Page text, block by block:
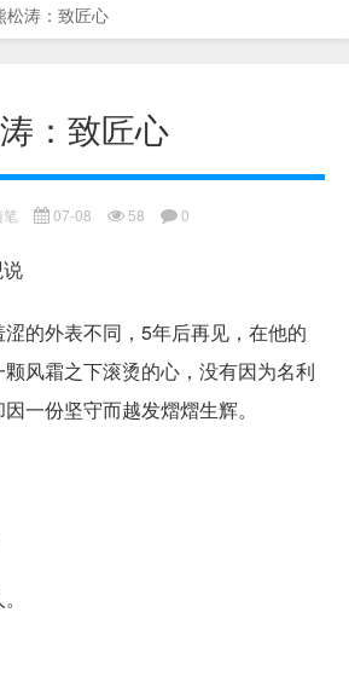
松涛：致匠心
：致匠心
07-08 58 0
的外表不同，5年后再见，在他的
风霜之下滚烫的心，没有因为名利
一份坚守而越发熠熠生辉。